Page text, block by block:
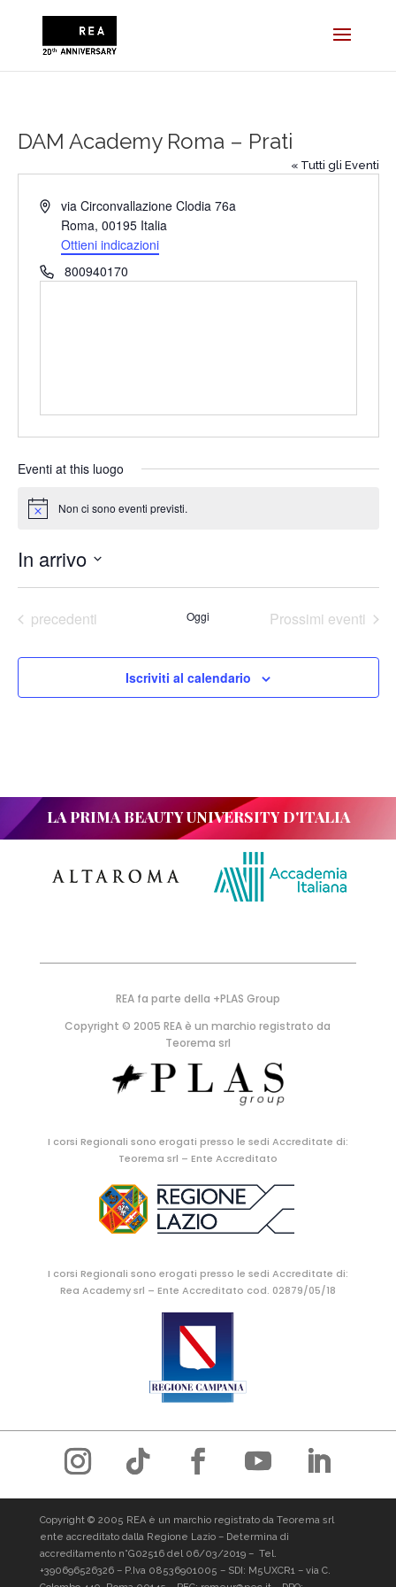
DAM Academy Roma – Prati
« Tutti gli Eventi
Indirizzovia Circonvallazione Clodia 76a
Roma, 00195 Italia
Ottieni indicazioni
Telefono800940170
Eventi at this luogo
Notice Non ci sono eventi previsti.
In arrivo
data.Eventi
precedenti Oggi Prossimi eventi
Iscriviti al calendario
LA PRIMA BEAUTY UNIVERSITY D'ITALIA
REA fa parte della +PLAS Group
Copyright © 2005 REA è un marchio registrato da
Teorema srl
I corsi Regionali sono erogati presso le sedi Accreditate di:
Teorema srl – Ente Accreditato
I corsi Regionali sono erogati presso le sedi Accreditate di:
Rea Academy srl – Ente Accreditato cod. 02879/05/18
Copyright © 2005 REA è un marchio registrato da Teorema srl
ente accreditato dalla Regione Lazio – Determina di
accreditamento n°G02516 del 06/03/2019 – Tel.
+390696526326– P.Iva 08536901005 – SDI: M5UXCR1 – via C.